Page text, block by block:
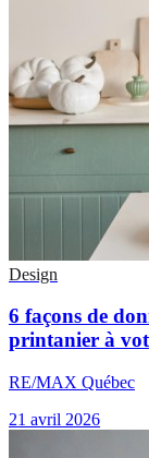
Design
6 façons de
printanier à
RE/MAX Québec
21 avril 2026